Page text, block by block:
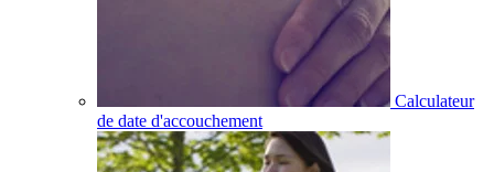
Calculateur
de date d'accouchement